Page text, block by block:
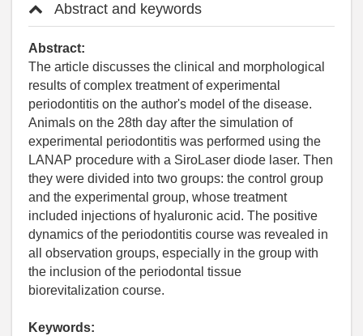
Abstract and keywords
Abstract:
The article discusses the clinical and morphological
results of complex treatment of experimental
periodontitis on the author's model of the disease.
Animals on the 28th day after the simulation of
experimental periodontitis was performed using the
LANAP procedure with a SiroLaser diode laser. Then
they were divided into two groups: the control group
and the experimental group, whose treatment
included injections of hyaluronic acid. The positive
dynamics of the periodontitis course was revealed in
all observation groups, especially in the group with
the inclusion of the periodontal tissue
biorevitalization course.
Keywords: